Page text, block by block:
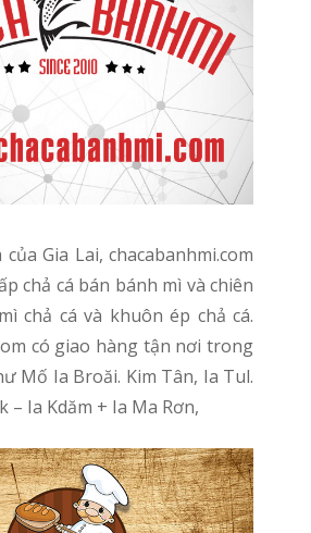
chả cá bán bánh mì và chiên
chả cá và khuôn ép chả cá.
có giao hàng tận nơi trong
Mố Ia Broăi. Kim Tân, Ia Tul.
– Ia Kdăm + Ia Ma Rơn,